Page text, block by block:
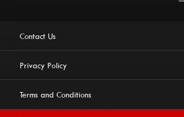
Contact Us
Privacy Policy
Terms and Conditions